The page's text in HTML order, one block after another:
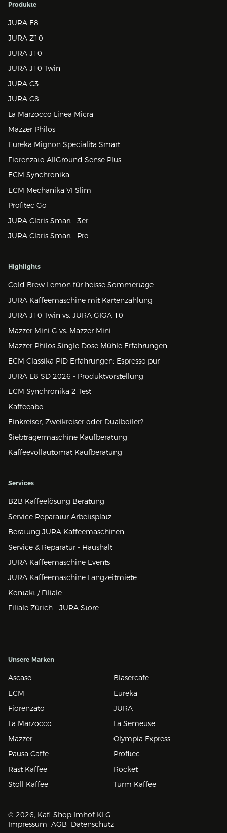
Produkte
JURA E8
JURA Z10
JURA J10
JURA J10 Twin
JURA C3
JURA C8
La Marzocco Linea Micra
Mazzer Philos
Eureka Mignon Specialita Smart
Fiorenzato AllGround Sense Plus
ECM Synchronika
ECM Mechanika VI Slim
Profitec Go
JURA Claris Smart+ 3er
JURA Claris Smart+ Pro
Highlights
Cold Brew Lemon für heisse Sommertage
JURA Kaffeemaschine mit Kartenzahlung
JURA J10 Twin vs. JURA GIGA 10
Mazzer Mini G vs. Mazzer Mini
Mazzer Philos Single Dose Mühle Erfahrungen
ECM Classika PID Erfahrungen: Espresso pur
JURA E8 SD 2026 - Produktvorstellung
ECM Synchronika 2 Test
Kaffeeabo
Einkreiser, Zweikreiser oder Dualboiler?
Siebträgermaschine Kaufberatung
Kaffeevollautomat Kaufberatung
Services
B2B Kaffeelösung Beratung
Service Reparatur Arbeitsplatz
Beratung JURA Kaffeemaschinen
Service & Reparatur - Haushalt
JURA Kaffeemaschine Events
JURA Kaffeemaschine Langzeitmiete
Kontakt / Filiale
Filiale Zürich - JURA Store
Unsere Marken
Ascaso
Blasercafe
ECM
Eureka
Fiorenzato
JURA
La Marzocco
La Semeuse
Mazzer
Olympia Express
Pausa Caffe
Profitec
Rast Kaffee
Rocket
Stoll Kaffee
Turm Kaffee
© 2026, Kafi-Shop Imhof KLG
Impressum AGB Datenschutz